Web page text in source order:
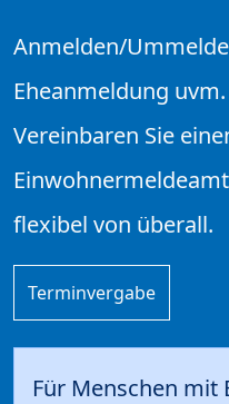
Anmelden/
Eheanmeldung uvm.
Vereinbaren Sie
flexibel von überall.
Terminvergabe
Für Menschen